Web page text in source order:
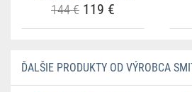
144 € 119 €
ĎALŠIE PRODUKTY OD VÝROBCA